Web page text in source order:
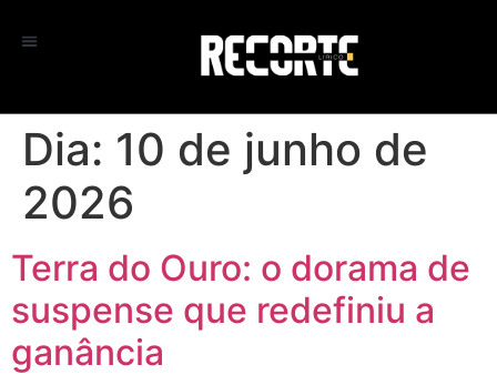
Dia: 10 de junho de
2026
Terra do Ouro: o dorama de
suspense que redefiniu a
ganância